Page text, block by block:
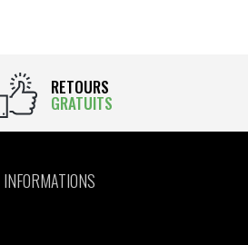
RETOURS
GRATUITS
INFORMATIONS